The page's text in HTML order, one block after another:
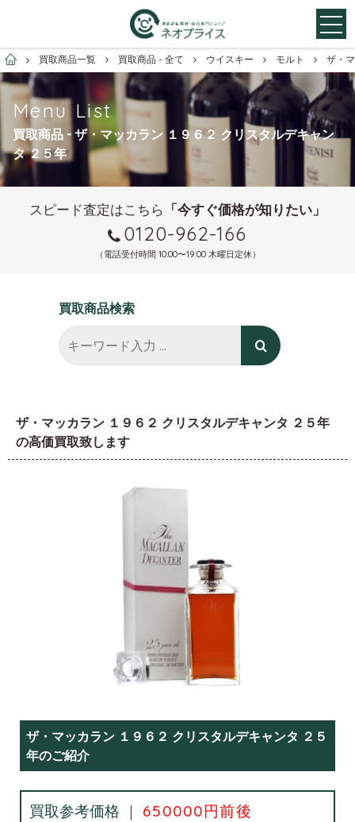
お酒買取専門店ネオプライス
買取商品一覧 買取商品 - 全て ウイスキー モルト ザ・
Menu List
買取商品 - ザ・マッカラン １９６２ クリスタルデキャン
タ ２５年
スピード査定はこちら 「今すぐ価格が知りたい」
0120-962-166
（電話受付時間 10:00〜19:00 木曜日定休）
買取商品検索
ザ・マッカラン １９６２ クリスタルデキャンタ ２５年
の高価買取致します
ザ・マッカラン １９６２ クリスタルデキャンタ ２５
年のご紹介
買取参考価格 ｜ 650000円前後